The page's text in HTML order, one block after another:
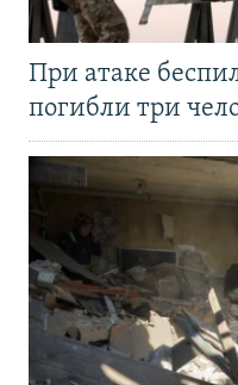
При атаке
погибли три